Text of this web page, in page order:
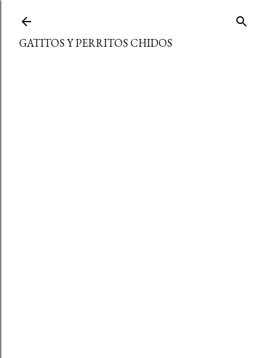
GATITOS Y PERRITOS CHIDOS